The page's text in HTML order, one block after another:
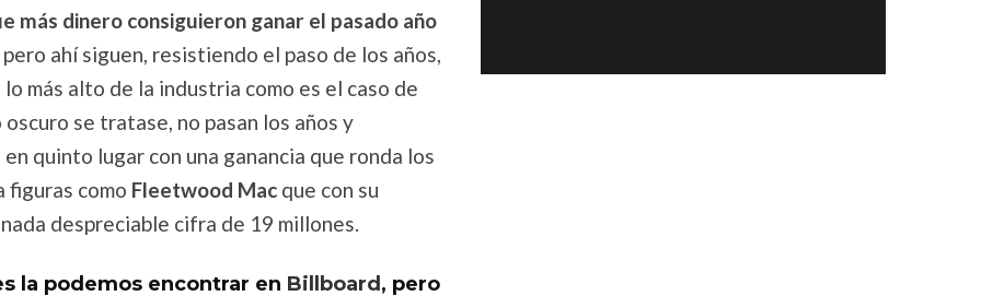
más dinero consiguieron ganar el pasado año
ahí siguen, resistiendo el paso de los años,
más alto de la industria como es el caso de
se tratase, no pasan los años y
quinto lugar con una ganancia que ronda los
figuras como Fleetwood Mac que con su
despreciable cifra de 19 millones.
la podemos encontrar en Billboard , pero